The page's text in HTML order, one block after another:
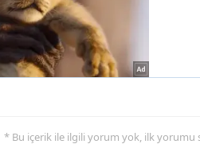
* Bu içerik ile ilgili yorum yok, ilk yorumu